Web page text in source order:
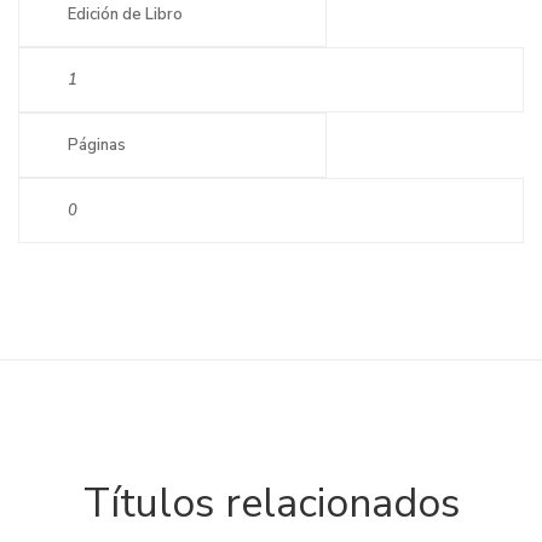
Edición de Libro
1
Páginas
0
Títulos relacionados